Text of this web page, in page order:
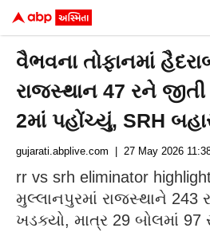
વૈભવના તોફાનમાં
રાજસ્થાન 47 રને જીતી
2માં પહોંચ્યું, SRH
gujarati.abplive.com | 27 May 2026
rr vs srh eliminator
મુલ્લાનપુરમાં રાજસ્થાને 243
ખડક્યો, માત્ર 29 બોલમાં 97